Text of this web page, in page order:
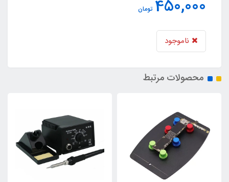
450,000 تومان
ناموجود
محصولات مرتبط